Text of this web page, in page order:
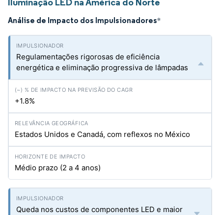
Análise de Impacto dos Impulsionadores*
Regulamentações rigorosas de eficiência
energética e eliminação progressiva de lâmpadas
+1.8%
Estados Unidos e Canadá, com reflexos no México
Médio prazo (2 a 4 anos)
Queda nos custos de componentes LED e maior